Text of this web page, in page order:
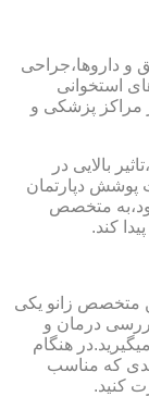
و داروها،جراحی
استخوانی
مراکز پزشکی و
بالایی در
پوشش دپارتمان
متخصص
کند.
متخصص زانو یکی
درمان و
هنگام
که مناسب
کنید.